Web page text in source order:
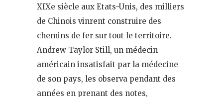
XIXe siècle aux Etats-Unis, des milliers
de Chinois vinrent construire des
chemins de fer sur tout le territoire.
Andrew Taylor Still, un médecin
américain insatisfait par la médecine
de son pays, les observa pendant des
années en prenant des notes,